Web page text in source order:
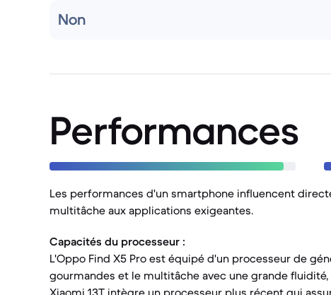
Non
Performances
Les performances d'un smartphone influencent
multitâche aux applications exigeantes.
Capacités du processeur :
L'Oppo Find X5 Pro est équipé d'un processeur de
gourmandes et le multitâche avec une grande
Xiaomi 13T intègre un processeur plus récent qui